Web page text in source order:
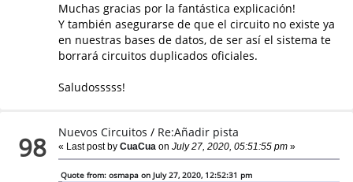
Muchas gracias por la fantástica explicación!
Y también asegurarse de que el circuito no existe ya
en nuestras bases de datos, de ser así el sistema te
borrará circuitos duplicados oficiales.
Saludosssss!
98 Nuevos Circuitos / Re:Añadir pista
« Last post byCuaCua on July 27, 2020, 05:51:55 pm »
Quote from: osmapa on July 27, 2020, 12:52:31 pm